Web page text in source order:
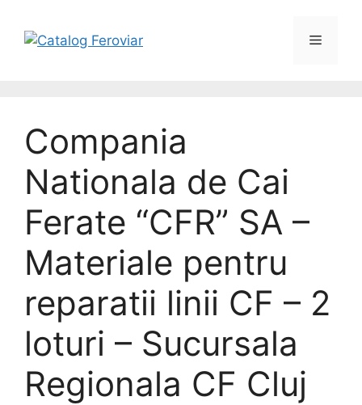
Compania
Nationala de Cai
Ferate “CFR” SA –
Materiale pentru
reparatii linii CF – 2
loturi – Sucursala
Regionala CF Cluj